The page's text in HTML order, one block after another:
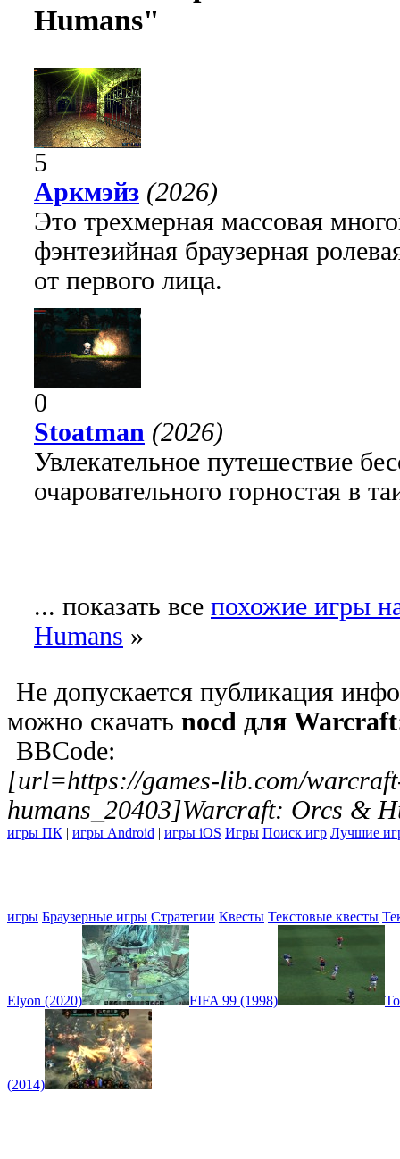
Humans"
5
Аркмэйз (2026)
Это трехмерная массовая
фэнтезийная браузерная
от первого лица.
0
Stoatman (2026)
Увлекательное путешествие
очаровательного горностая в
... показать все похожие игры
Humans »
Не допускается публикация
можно скачать nocd для
BBCode:
[url=https://games-lib.com/
humans_20403]Warcraft: Orcs &
игры ПК | игры Android | игры iOS Игры Поиск игр Лучшие
игры Браузерные игры Стратегии Квесты Текстовые квесты
Elyon (2020) FIFA 99 (1998)
(2014)